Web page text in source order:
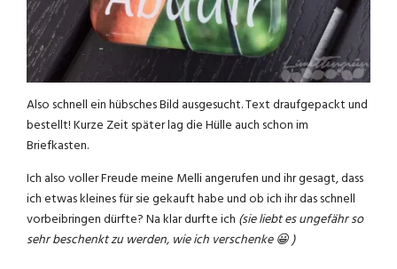
Also schnell ein hübsches Bild ausgesucht. Text draufgepackt und
bestellt! Kurze Zeit später lag die Hülle auch schon im
Briefkasten.
Ich also voller Freude meine Melli angerufen und ihr gesagt, dass
ich etwas kleines für sie gekauft habe und ob ich ihr das schnell
vorbeibringen dürfte? Na klar durfte ich (sie liebt es ungefähr so
sehr beschenkt zu werden, wie ich verschenke 😀 )